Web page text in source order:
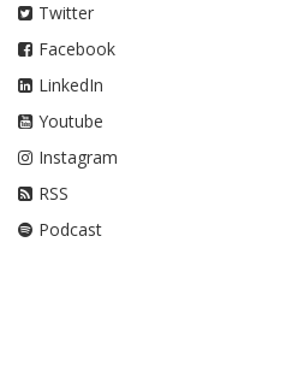
Twitter
Facebook
LinkedIn
Youtube
Instagram
RSS
Podcast